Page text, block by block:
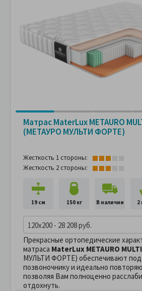
Матрас MaterLux METAURO
(МЕТАУРО МУЛЬТИ ФОРТЕ)
Жесткость 1 стороны:
Жесткость 2 стороны:
19 см 150 кг В наличии 2
120x200 - 28 208 руб.
Прекрасные ортопедические
матраса MaterLux METAURO MULTI
МУЛЬТИ ФОРТЕ) обеспечивают
позвоночнику и идеально
позволяя Вам полноценно
отдохнуть.